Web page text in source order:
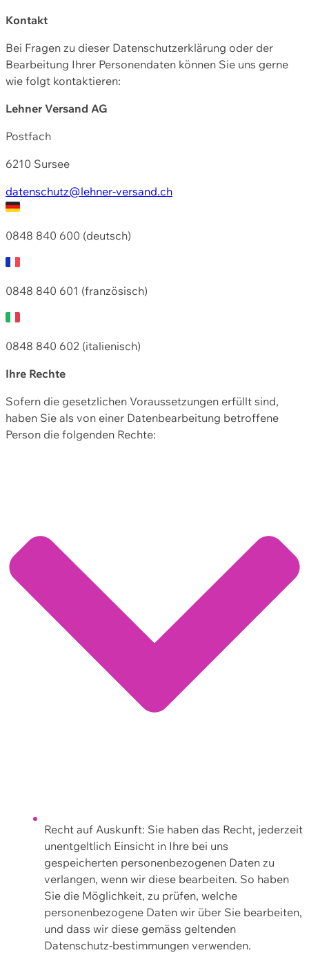
Kontakt
Bei Fragen zu dieser Datenschutzerklärung oder der
Bearbeitung Ihrer Personendaten können Sie uns gerne
wie folgt kontaktieren:
Lehner Versand AG
Postfach
6210 Sursee
datenschutz@lehner-versand.ch
0848 840 600 (deutsch)
0848 840 601 (französisch)
0848 840 602 (italienisch)
Ihre Rechte
Sofern die gesetzlichen Voraussetzungen erfüllt sind,
haben Sie als von einer Datenbearbeitung betroffene
Person die folgenden Rechte:
Recht auf Auskunft: Sie haben das Recht, jederzeit
unentgeltlich Einsicht in Ihre bei uns
gespeicherten personenbezogenen Daten zu
verlangen, wenn wir diese bearbeiten. So haben
Sie die Möglichkeit, zu prüfen, welche
personenbezogene Daten wir über Sie bearbeiten,
und dass wir diese gemäss geltenden
Datenschutz-bestimmungen verwenden.